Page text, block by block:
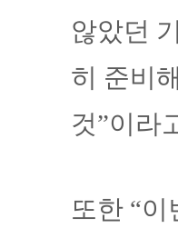
않았던
히 준비
것”이라
또한 “